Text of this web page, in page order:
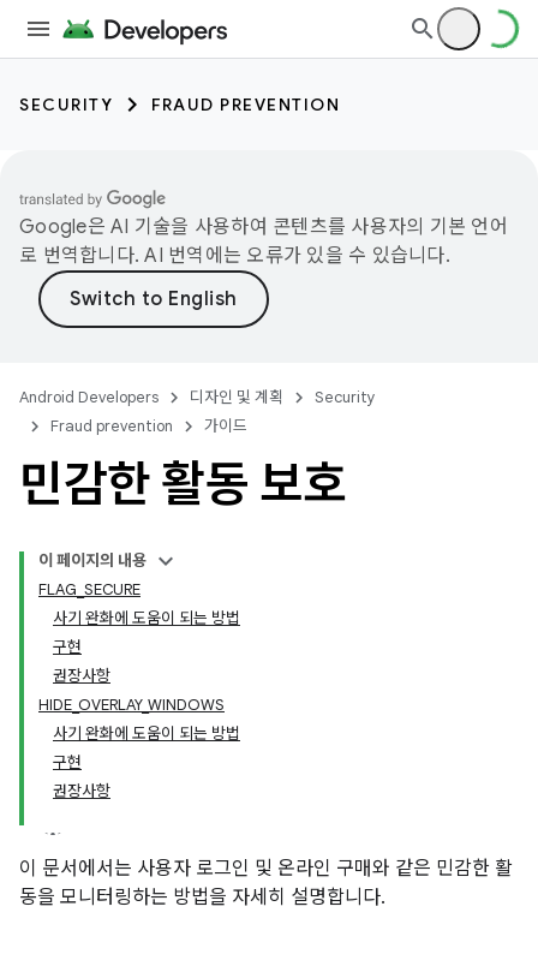
SECURITY FRAUD PREVENTION
Google은 AI 기술을 사용하여 콘텐츠를 사용자의 기본 언어
로 번역합니다. AI 번역에는 오류가 있을 수 있습니다.
Android Developers 디자인 및 계획
Security
Fraud prevention
가이드
민감한 활동 보호
이 페이지의 내용
FLAG_SECURE
사기 완화에 도움이 되는 방법
구현
권장사항
HIDE_OVERLAY_WINDOWS
사기 완화에 도움이 되는 방법
구현
권장사항
이 문서에서는 사용자 로그인 및 온라인 구매와 같은 민감한 활
동을 모니터링하는 방법을 자세히 설명합니다.